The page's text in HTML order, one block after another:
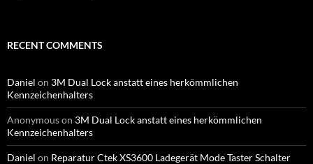
RECENT COMMENTS
Daniel on 3M Dual Lock anstatt eines herkömmlichen
Kennzeichenhalters
Anonymouson 3M Dual Lock anstatt eines herkömmlichen
Kennzeichenhalters
Daniel on Reparatur Ctek XS3600 Ladegerät Mode Taster Schalter